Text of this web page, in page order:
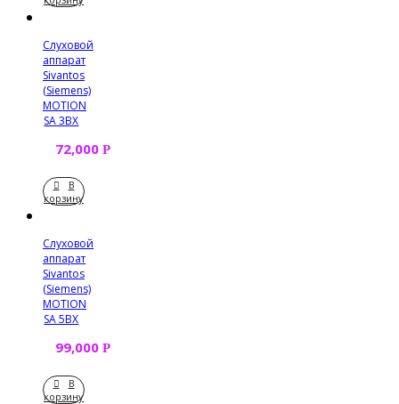
Слуховой
аппарат
Sivantos
(Siemens)
MOTION
SA 3BX
72,000 Р
В
корзину
Слуховой
аппарат
Sivantos
(Siemens)
MOTION
SA 5BX
99,000 Р
В
корзину